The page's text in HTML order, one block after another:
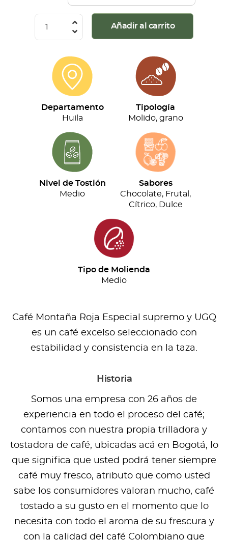
Especial
(500g)
cantidad
Añadir al carrito
Departamento
Huila
Tipología
Molido, grano
Nivel de Tostión
Medio
Sabores
Chocolate, Frutal,
Cítrico, Dulce
Tipo de Molienda
Medio
Café Montaña Roja Especial supremo y UGQ
es un café excelso seleccionado con
estabilidad y consistencia en la taza.
Historia
Somos una empresa con 26 años de
experiencia en todo el proceso del café;
contamos con nuestra propia trilladora y
tostadora de café, ubicadas acá en Bogotá, lo
que significa que usted podrá tener siempre
café muy fresco, atributo que como usted
sabe los consumidores valoran mucho, café
tostado a su gusto en el momento que lo
necesita con todo el aroma de su frescura y
con la calidad del café Colombiano que